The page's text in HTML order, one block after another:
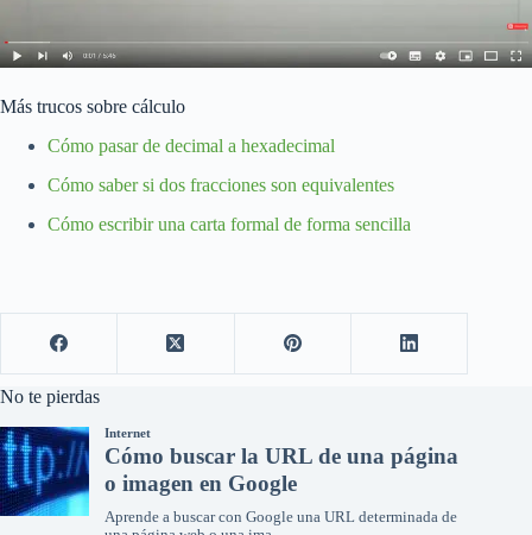
Más trucos sobre cálculo
Cómo pasar de decimal a hexadecimal
Cómo saber si dos fracciones son equivalentes
Cómo escribir una carta formal de forma sencilla
No te pierdas